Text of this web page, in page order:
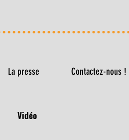
La presse Contactez-nous !
Vidéo